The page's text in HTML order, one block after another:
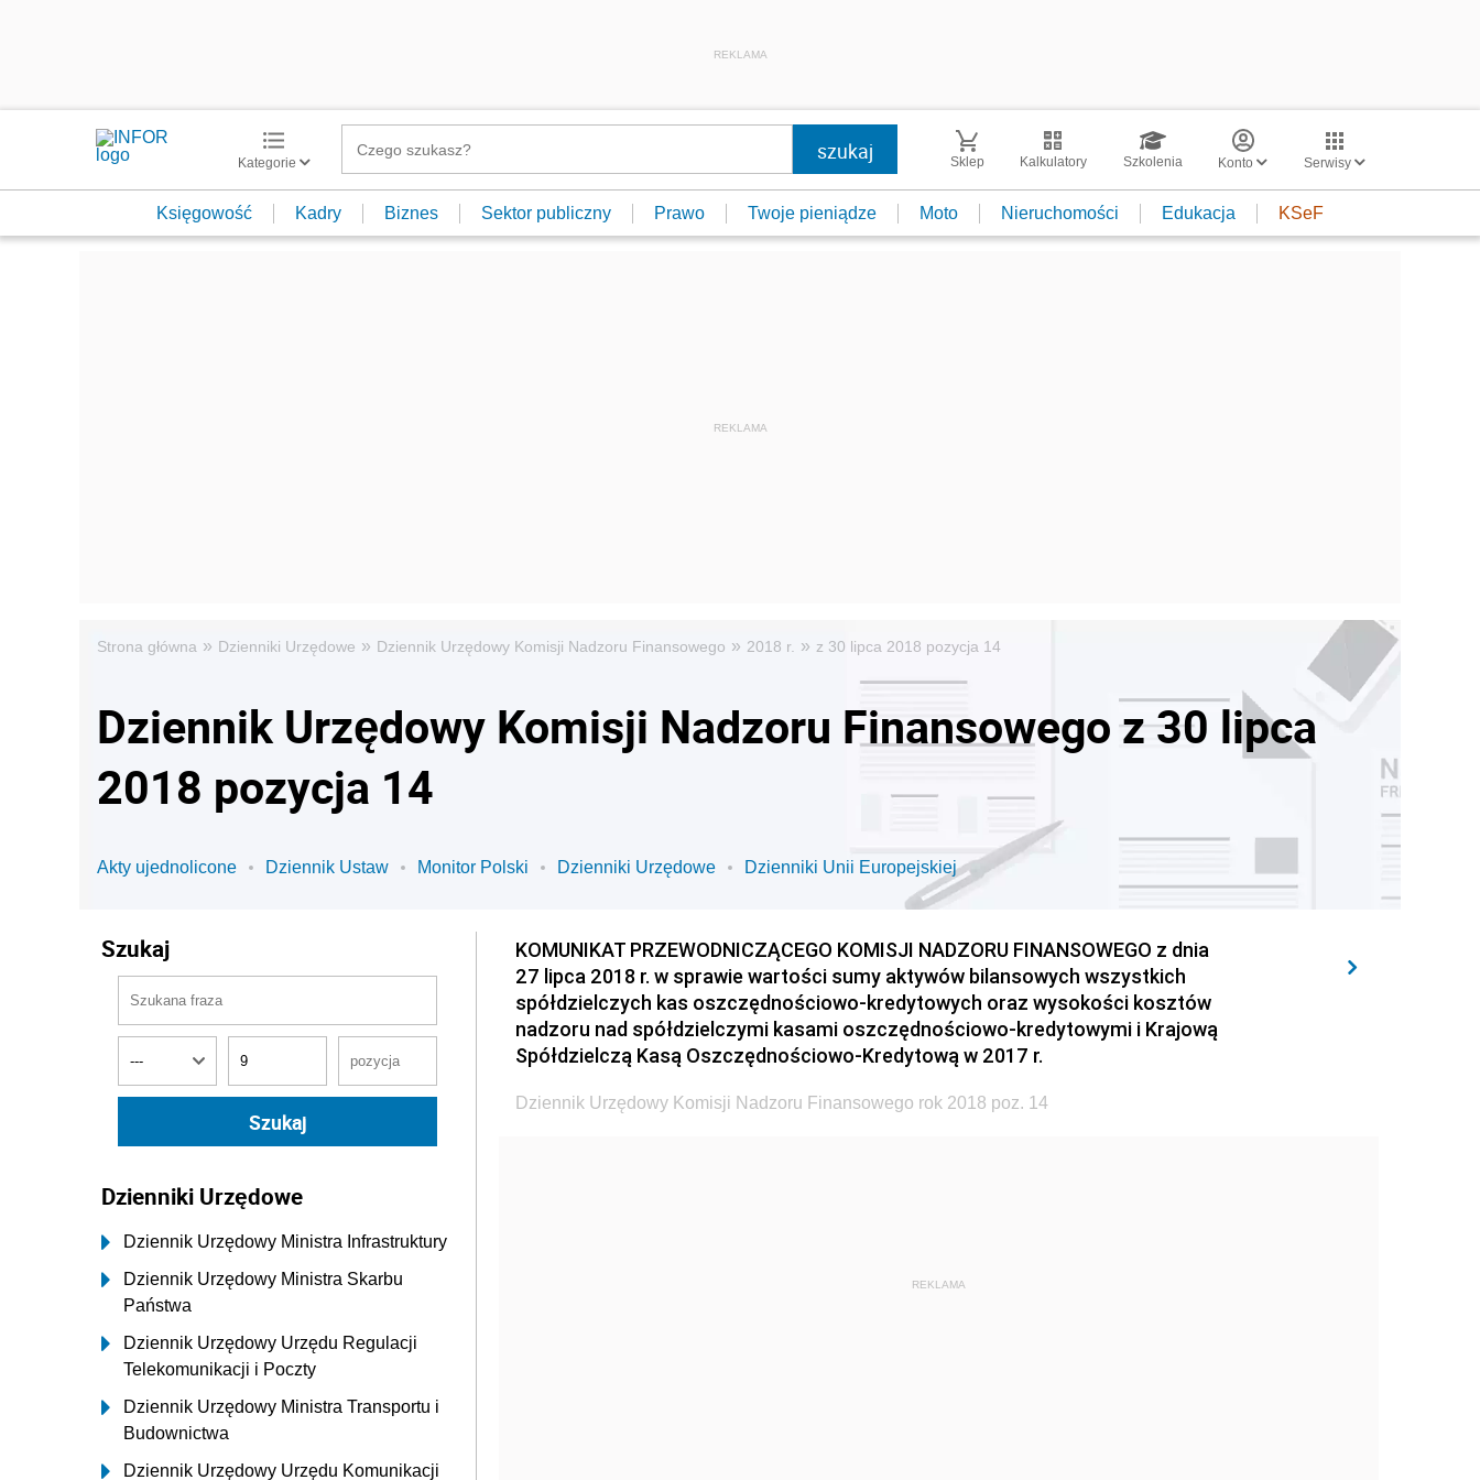
REKLAMA
Kategorie Sklep Kalkulatory Szkolenia Konto Serwisy
Księgowość Kadry Biznes Sektor publiczny Prawo Twoje pieniądze Moto Nieruchomości Edukacja KSeF
Strona główna » Dzienniki Urzędowe » Dziennik Urzędowy Komisji Nadzoru Finansowego » 2018 r. » z 30 lipca 2018 pozycja 14
Dziennik Urzędowy Komisji Nadzoru Finansowego z 30 lipca
2018 pozycja 14
Akty ujednolicone Dziennik Ustaw Monitor Polski Dzienniki Urzędowe Dzienniki Unii Europejskiej
Szukaj
Dzienniki Urzędowe
Dziennik Urzędowy Ministra Infrastruktury
Dziennik Urzędowy Ministra Skarbu
Państwa
Dziennik Urzędowy Urzędu Regulacji
Telekomunikacji i Poczty
Dziennik Urzędowy Ministra Transportu i
Budownictwa
Dziennik Urzędowy Urzędu Komunikacji
KOMUNIKAT PRZEWODNICZĄCEGO KOMISJI NADZORU FINANSOWEGO z dnia
27 lipca 2018 r. w sprawie wartości sumy aktywów bilansowych wszystkich
spółdzielczych kas oszczędnościowo-kredytowych oraz wysokości kosztów
nadzoru nad spółdzielczymi kasami oszczędnościowo-kredytowymi i Krajową
Spółdzielczą Kasą Oszczędnościowo-Kredytową w 2017 r.
Dziennik Urzędowy Komisji Nadzoru Finansowego rok 2018 poz. 14
REKLAMA